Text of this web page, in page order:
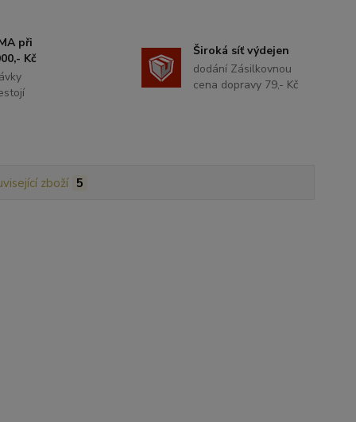
při
Kč
Široká síť výdejen
dodání Zásilkovnou
cena dopravy 79,- Kč
zboží 5